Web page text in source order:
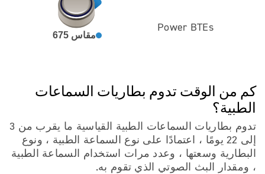
Power BTEs
مقاس 675
كم من الوقت تدوم بطاريات السماعات
الطبية؟
تدوم بطاريات السماعات الطبية القياسية ما يقرب من 3
إلى 22 يومًا ، اعتمادًا على نوع السماعة الطبية ، ونوع
البطارية وسعتها ، وعدد مرات استخدام السماعة الطبية
، ومقدار البث الصوتي الذي تقوم به.